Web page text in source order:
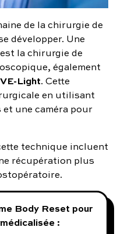
de la chirurgie de
développer. Une
la chirurgie de
également
Light. Cette
en utilisant
une caméra pour
technique incluent
récupération plus
Body Reset pour
: